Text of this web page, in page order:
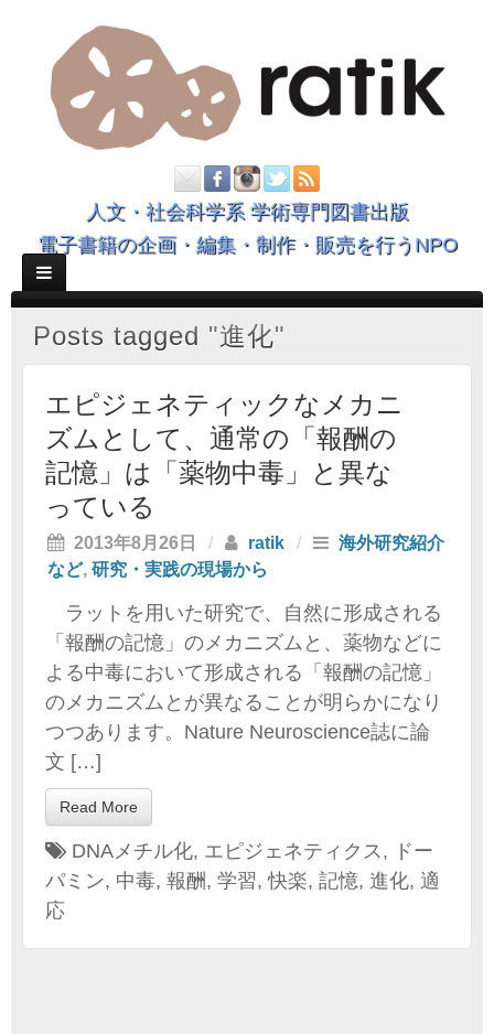
人文・社会科学系 学術専門図書出版
電子書籍の企画・編集・制作・販売を行うNPO
Posts tagged "進化"
エピジェネティックなメカニ
ズムとして、通常の「報酬の
記憶」は「薬物中毒」と異な
っている
2013年8月26日 / ratik /
海外研究紹介
など, 研究・実践の現場から
ラットを用いた研究で、自然に形成される
「報酬の記憶」のメカニズムと、薬物などに
よる中毒において形成される「報酬の記憶」
のメカニズムとが異なることが明らかになり
つつあります。Nature Neuroscience誌に論
文 […]
Read More
DNAメチル化, エピジェネティクス , ドー
パミン, 中毒, 報酬, 学習,快楽, 記憶, 進化, 適
応